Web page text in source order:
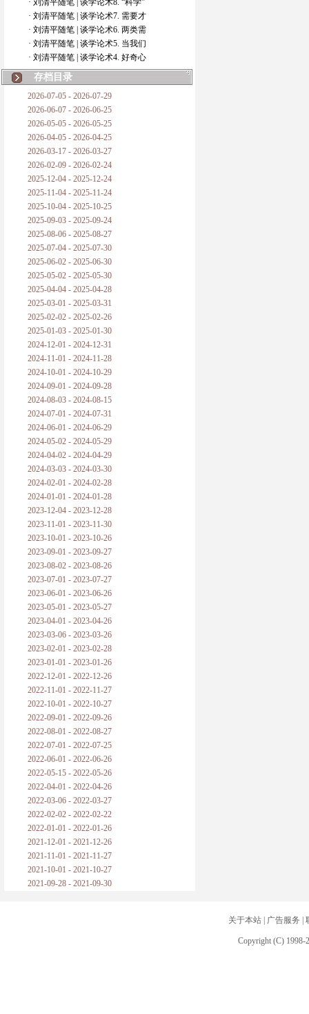
· 刘清平随笔 | 谈学论术8. “科学”
· 刘清平随笔 | 谈学论术7. 需要才
· 刘清平随笔 | 谈学论术6. 两类需
· 刘清平随笔 | 谈学论术5. 当我们
· 刘清平随笔 | 谈学论术4. 好奇心
存档目录
2026-07-05 - 2026-07-29
2026-06-07 - 2026-06-25
2026-05-05 - 2026-05-25
2026-04-05 - 2026-04-25
2026-03-17 - 2026-03-27
2026-02-09 - 2026-02-24
2025-12-04 - 2025-12-24
2025-11-04 - 2025-11-24
2025-10-04 - 2025-10-25
2025-09-03 - 2025-09-24
2025-08-06 - 2025-08-27
2025-07-04 - 2025-07-30
2025-06-02 - 2025-06-30
2025-05-02 - 2025-05-30
2025-04-04 - 2025-04-28
2025-03-01 - 2025-03-31
2025-02-02 - 2025-02-26
2025-01-03 - 2025-01-30
2024-12-01 - 2024-12-31
2024-11-01 - 2024-11-28
2024-10-01 - 2024-10-29
2024-09-01 - 2024-09-28
2024-08-03 - 2024-08-15
2024-07-01 - 2024-07-31
2024-06-01 - 2024-06-29
2024-05-02 - 2024-05-29
2024-04-02 - 2024-04-29
2024-03-03 - 2024-03-30
2024-02-01 - 2024-02-28
2024-01-01 - 2024-01-28
2023-12-04 - 2023-12-28
2023-11-01 - 2023-11-30
2023-10-01 - 2023-10-26
2023-09-01 - 2023-09-27
2023-08-02 - 2023-08-26
2023-07-01 - 2023-07-27
2023-06-01 - 2023-06-26
2023-05-01 - 2023-05-27
2023-04-01 - 2023-04-26
2023-03-06 - 2023-03-26
2023-02-01 - 2023-02-28
2023-01-01 - 2023-01-26
2022-12-01 - 2022-12-26
2022-11-01 - 2022-11-27
2022-10-01 - 2022-10-27
2022-09-01 - 2022-09-26
2022-08-01 - 2022-08-27
2022-07-01 - 2022-07-25
2022-06-01 - 2022-06-26
2022-05-15 - 2022-05-26
2022-04-01 - 2022-04-26
2022-03-06 - 2022-03-27
2022-02-02 - 2022-02-22
2022-01-01 - 2022-01-26
2021-12-01 - 2021-12-26
2021-11-01 - 2021-11-27
2021-10-01 - 2021-10-27
2021-09-28 - 2021-09-30
关于本站| 广告服务
Copyright (C) 1998-